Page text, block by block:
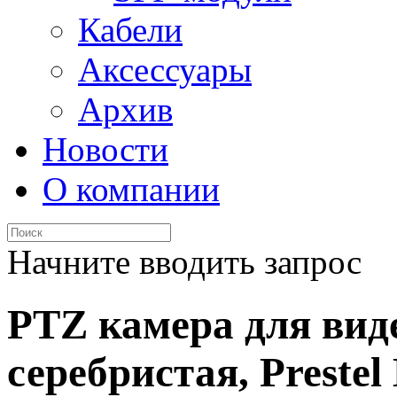
Кабели
Аксессуары
Архив
Новости
О компании
Начните вводить запрос
PTZ камера для
серебристая,